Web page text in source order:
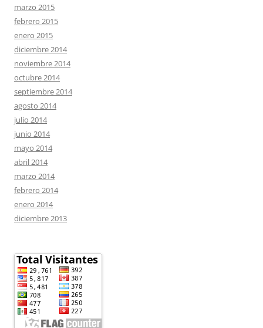
marzo 2015
febrero 2015
enero 2015
diciembre 2014
noviembre 2014
octubre 2014
septiembre 2014
agosto 2014
julio 2014
junio 2014
mayo 2014
abril 2014
marzo 2014
febrero 2014
enero 2014
diciembre 2013